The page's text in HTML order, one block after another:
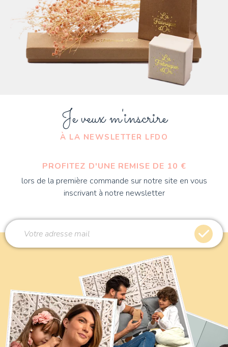
Je veux m'inscrire
À LA NEWSLETTER LFDO
PROFITEZ D'UNE REMISE DE 10 €
lors de la première commande sur notre site en vous
inscrivant à notre newsletter